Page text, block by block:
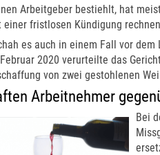
Arbeitgeber bestiehlt, hat
einer fristlosen Kündigung
es auch in einem Fall vor
2020 verurteilte das
von zwei gestohlenen
Arbeitnehmer
Bei